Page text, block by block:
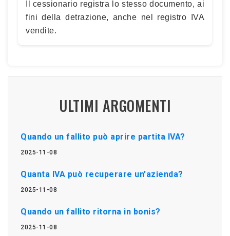
Il cessionario registra lo stesso documento, ai
fini della detrazione, anche nel registro IVA
vendite.
ULTIMI ARGOMENTI
Quando un fallito può aprire partita IVA?
2025-11-08
Quanta IVA può recuperare un'azienda?
2025-11-08
Quando un fallito ritorna in bonis?
2025-11-08